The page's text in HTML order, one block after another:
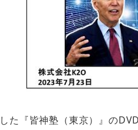
た『皆神塾（東京）』の